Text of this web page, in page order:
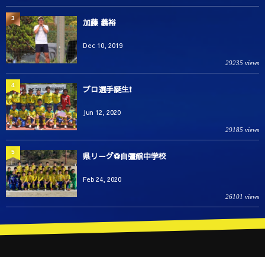
加藤 義裕
Dec 10, 2019
29235 views
3
プロ選手誕生❗️
Jun 12, 2020
29185 views
4
県リーグ⚽️自彊館中学校
Feb 24, 2020
26101 views
5